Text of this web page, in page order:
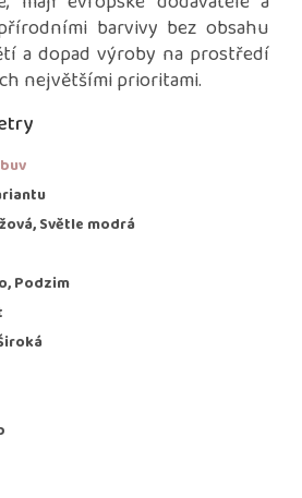
barvivy bez obsahu
a dopad výroby na prostředí
největšími prioritami.
Světle modrá
Podzim